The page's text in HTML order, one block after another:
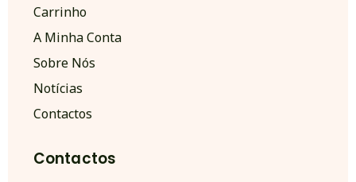
Carrinho
A Minha Conta
Sobre Nós
Notícias
Contactos
Contactos